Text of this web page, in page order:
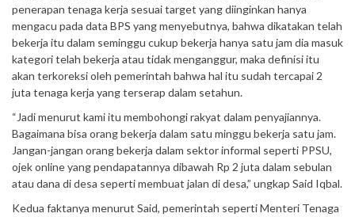
penerapan tenaga kerja sesuai target yang diinginkan hanya
mengacu pada data BPS yang menyebutnya, bahwa dikatakan telah
bekerja itu dalam seminggu cukup bekerja hanya satu jam dia masuk
kategori telah bekerja atau tidak menganggur, maka definisi itu
akan terkoreksi oleh pemerintah bahwa hal itu sudah tercapai 2
juta tenaga kerja yang terserap dalam setahun.
“Jadi menurut kami itu membohongi rakyat dalam penyajiannya.
Bagaimana bisa orang bekerja dalam satu minggu bekerja satu jam.
Jangan-jangan orang bekerja dalam sektor informal seperti PPSU,
ojek online yang pendapatannya dibawah Rp 2 juta dalam sebulan
atau dana di desa seperti membuat jalan di desa,” ungkap Said Iqbal.
Kedua faktanya menurut Said, pemerintah seperti Menteri Tenaga